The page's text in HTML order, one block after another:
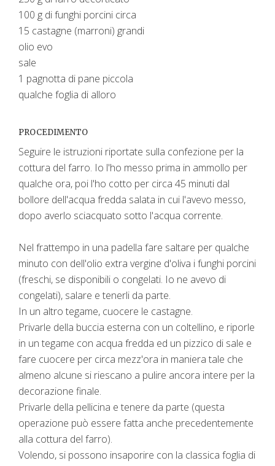
100 g di funghi porcini circa
15 castagne (marroni) grandi
olio evo
sale
1 pagnotta di pane piccola
qualche foglia di alloro
PROCEDIMENTO
Seguire le istruzioni riportate sulla confezione per la
cottura del farro. Io l'ho messo prima in ammollo per
qualche ora, poi l'ho cotto per circa 45 minuti dal
bollore dell'acqua fredda salata in cui l'avevo messo,
dopo averlo sciacquato sotto l'acqua corrente.
Nel frattempo in una padella fare saltare per qualche
minuto con dell'olio extra vergine d'oliva i funghi porcini
(freschi, se disponibili o congelati. Io ne avevo di
congelati), salare e tenerli da parte.
In un altro tegame, cuocere le castagne.
Privarle della buccia esterna con un coltellino, e riporle
in un tegame con acqua fredda ed un pizzico di sale e
fare cuocere per circa mezz'ora in maniera tale che
almeno alcune si riescano a pulire ancora intere per la
decorazione finale.
Privarle della pellicina e tenere da parte (questa
operazione può essere fatta anche precedentemente
alla cottura del farro).
Volendo, si possono insaporire con la classica foglia di